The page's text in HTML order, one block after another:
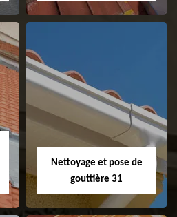
Etanchéité de
faitage et faitière
31
Nettoyage et pose de
gouttière 31